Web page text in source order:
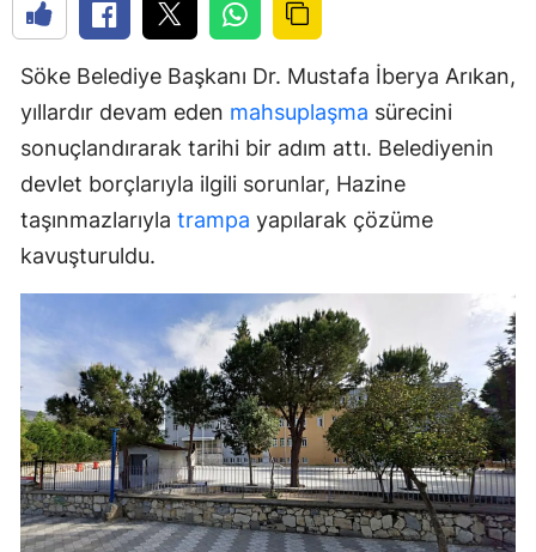
Söke Belediye Başkanı Dr. Mustafa İberya Arıkan,
yıllardır devam eden mahsuplaşma sürecini
sonuçlandırarak tarihi bir adım attı. Belediyenin
devlet borçlarıyla ilgili sorunlar, Hazine
taşınmazlarıyla trampa yapılarak çözüme
kavuşturuldu.